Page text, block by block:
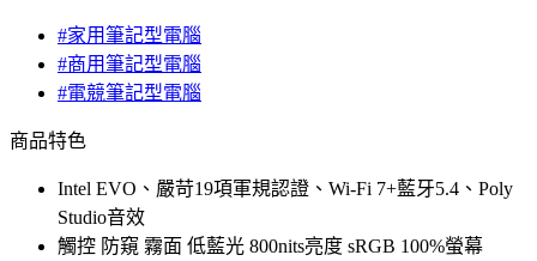
#家用筆記型電腦
#商用筆記型電腦
#電競筆記型電腦
商品特色
Intel EVO、嚴苛19項軍規認證、Wi-Fi 7+藍牙5.4、Poly
Studio音效
觸控 防窺 霧面 低藍光 800nits亮度 sRGB 100%螢幕